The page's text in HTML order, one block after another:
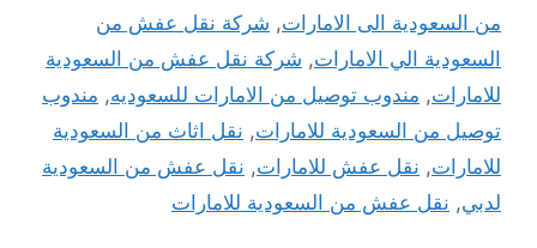
من السعودية الى الامارات, شركة نقل عفش من
السعودية الي الامارات, شركة نقل عفش من السعودية
للامارات, مندوب توصيل من الامارات للسعوديه, مندوب
توصيل من السعودية للامارات, نقل اثاث من السعودية
للامارات, نقل عفش للامارات, نقل عفش من السعودية
لدبي, نقل عفش من السعودية للامارات